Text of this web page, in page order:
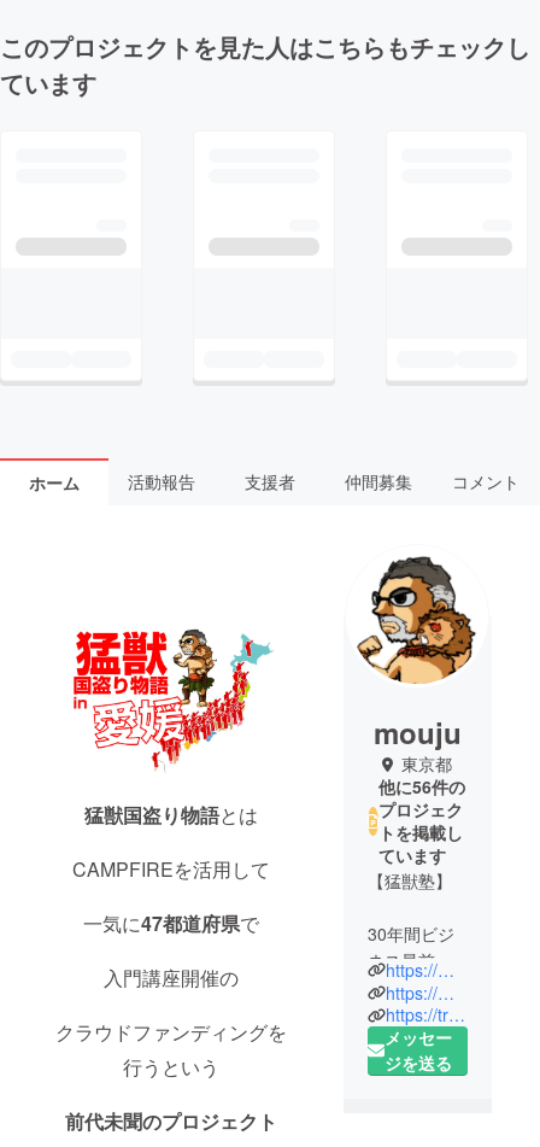
このプロジェクトを見た人はこちらもチェックし
ています
ホーム 活動報告 支援者 仲間募集 コメント
猛獣国盗り物語とは
CAMPFIREを活用して
一気に47都道府県で
入門講座開催の
クラウドファンディングを
行うという
前代未聞のプロジェクト
mouju
東京都
他に56件の
プロジェク
トを掲載し
ています
【猛獣塾】
30年間ビジ
ネス最前線
で陣頭指揮
してきた元
外資系企業
取締役が、
https://mouju.jp/
https://mouju.jp/seminar/
https://triple-w.co.jp/?page_id=256
メッセー
ジを送る